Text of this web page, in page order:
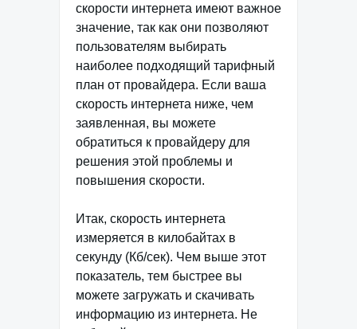
скорости интернета имеют важное
значение, так как они позволяют
пользователям выбирать
наиболее подходящий тарифный
план от провайдера. Если ваша
скорость интернета ниже, чем
заявленная, вы можете
обратиться к провайдеру для
решения этой проблемы и
повышения скорости.
Итак, скорость интернета
измеряется в килобайтах в
секунду (Кб/сек). Чем выше этот
показатель, тем быстрее вы
можете загружать и скачивать
информацию из интернета. Не